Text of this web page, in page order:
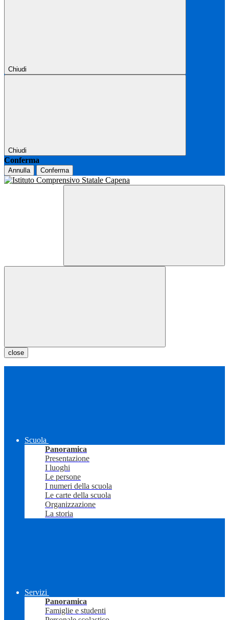
Chiudi
Chiudi
Conferma
Annulla Conferma
close
Scuola
Panoramica
Presentazione
I luoghi
Le persone
I numeri della scuola
Le carte della scuola
Organizzazione
La storia
Servizi
Panoramica
Famiglie e studenti